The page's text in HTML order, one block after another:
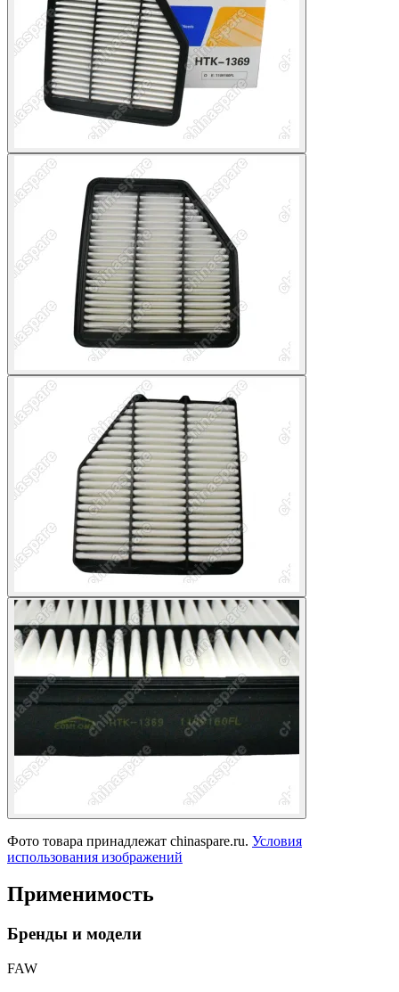
Фото товара принадлежат chinaspare.ru. Условия
использования изображений
Применимость
Бренды и модели
FAW